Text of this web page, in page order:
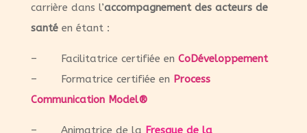
carrière dans l’accompagnement des acteurs de
santéen étant :
– Facilitatrice certifiée en CoDéveloppement
– Formatrice certifiée en Process
Communication Model®
– Animatrice de la Fresque de la